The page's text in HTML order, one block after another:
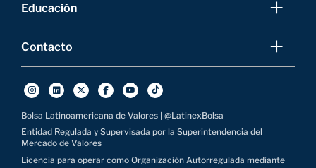
Educación
Contacto
Bolsa Latinoamericana de Valores | @LatinexBolsa
Entidad Regulada y Supervisada por la Superintendencia del
Mercado de Valores
Licencia para operar como Organización Autorregulada mediante